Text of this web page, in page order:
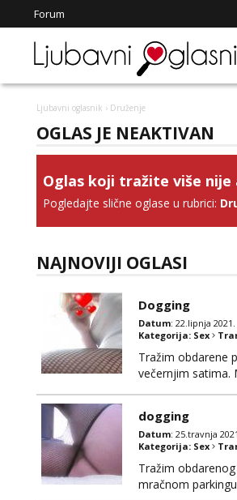
Forum
Ljubavni oglasnik › Druženje
OGLAS JE NEAKTIVAN
Oglas koji tražite više nije
Pogledajte slične oglase u rubrici:
NAJNOVIJI OGLASI
Dogging
Datum: 22.lipnja 2021.
Kategorija: Sex
Tražim obdarene
večernjim satima.
dogging
Datum: 25.travnja
Kategorija: Sex
Tražim
mračnom